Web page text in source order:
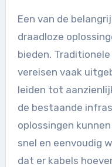
Een van de
draadloze
bieden.
vereisen vaak
leiden tot
de bestaande
oplossingen
snel en eenvoudig
dat er kabels